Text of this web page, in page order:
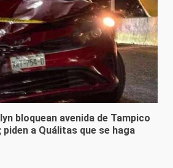
bloquean avenida de Tampico
a Quálitas que se haga